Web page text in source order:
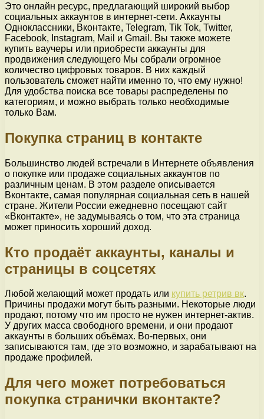
Это онлайн ресурс, предлагающий широкий выбор
социальных аккаунтов в интернет-сети. Аккаунты
Одноклассники, Вконтакте, Telegram, Tik Tok, Twitter,
Facebook, Instagram, Mail и Gmail. Вы также можете
купить ваучеры или приобрести аккаунты для
продвижения следующего Мы собрали огромное
количество цифровых товаров. В них каждый
пользователь сможет найти именно то, что ему нужно!
Для удобства поиска все товары распределены по
категориям, и можно выбрать только необходимые
только Вам.
Покупка страниц в контакте
Большинство людей встречали в Интернете объявления
о покупке или продаже социальных аккаунтов по
различным ценам. В этом разделе описывается
Вконтакте, самая популярная социальная сеть в нашей
стране. Жители России ежедневно посещают сайт
«Вконтакте», не задумываясь о том, что эта страница
может приносить хороший доход.
Кто продаёт аккаунты, каналы и
страницы в соцсетях
Любой желающий может продать или купить ретрив вк.
Причины продажи могут быть разными. Некоторые люди
продают, потому что им просто не нужен интернет-актив.
У других масса свободного времени, и они продают
аккаунты в больших объёмах. Во-первых, они
записываются там, где это возможно, и зарабатывают на
продаже профилей.
Для чего может потребоваться
покупка странички вконтакте?